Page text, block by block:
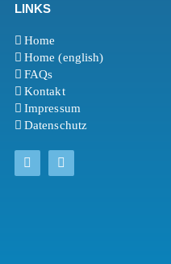
LINKS
Home
Home (english)
FAQs
Kontakt
Impressum
Datenschutz